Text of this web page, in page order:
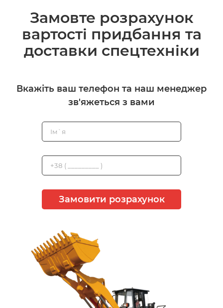
Замовте розрахунок
вартості придбання та
доставки спецтехніки
Вкажіть ваш телефон та наш менеджер
зв'яжеться з вами
Замовити розрахунок